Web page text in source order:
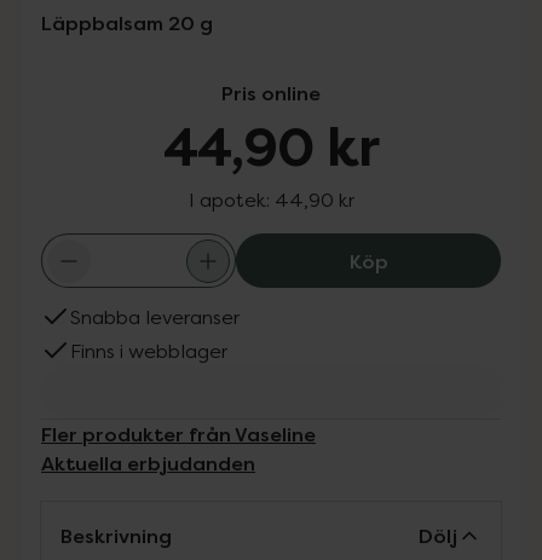
Läppbalsam 20 g
Pris online
44,90 kr
I apotek: 44,90 kr
KöpVaseline Lip
Snabba leveranser
Finns i webblager
Fler produkter från Vaseline
Aktuella erbjudanden
Beskrivning Dölj